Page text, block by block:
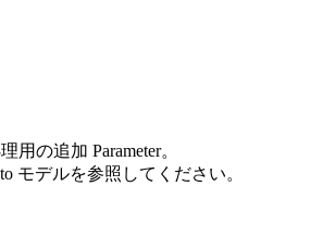
用の追加 Parameter。
モデルを参照してください。